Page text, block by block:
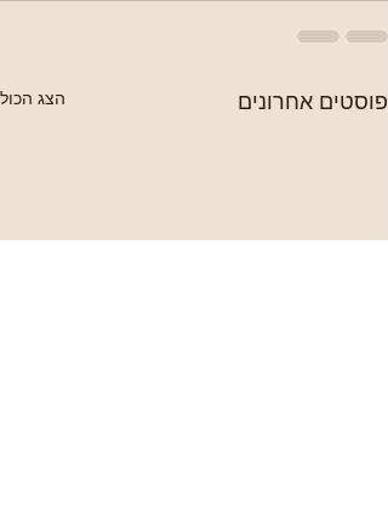
פוסטים אחרונים הצג הכול